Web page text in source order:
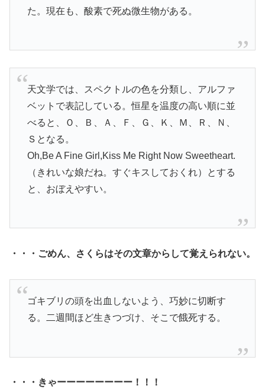
た。現在も、酸素で死ぬ微生物がある。
天文学では、スペクトルの色を分類し、アルファ
ベットで表記している。恒星を温度の高い順に並
べると、Ｏ、Ｂ、Ａ、Ｆ、Ｇ、Ｋ、Ｍ、Ｒ、Ｎ、
Ｓとなる。
Oh,Be A Fine Girl,Kiss Me Right Now Sweetheart.
（きれいな娘だね。すぐキスしておくれ）とする
と、おぼえやすい。
・・・ごめん、さくらはその文章からして覚えられない。
ゴキブリの頭を出血しないよう、巧妙に切断す
る。二週間ほど生きつづけ、そこで餓死する。
・・・きゃーーーーーーーー！！！